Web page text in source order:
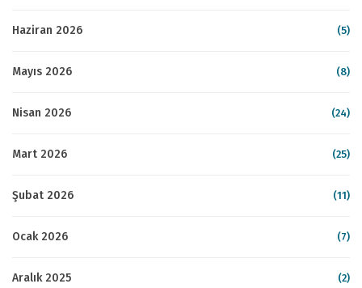
Haziran 2026 (5)
Mayıs 2026 (8)
Nisan 2026 (24)
Mart 2026 (25)
Şubat 2026 (11)
Ocak 2026 (7)
Aralık 2025 (2)